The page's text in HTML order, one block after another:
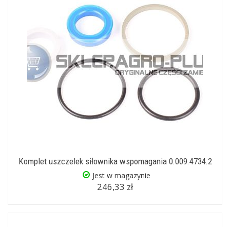
Komplet uszczelek siłownika wspomagania 0.009.4734.2
Jest w magazynie
246,33 zł